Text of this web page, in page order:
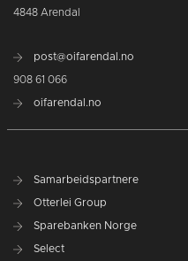
4848 Arendal
post@oifarendal.no
908 61 066
oifarendal.no
Samarbeidspartnere
Otterlei Group
Sparebanken Norge
Select